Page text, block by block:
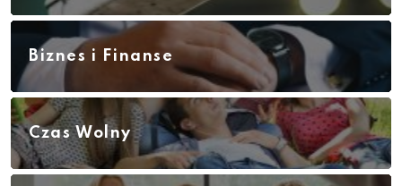
Biznes i Finanse
Czas Wolny